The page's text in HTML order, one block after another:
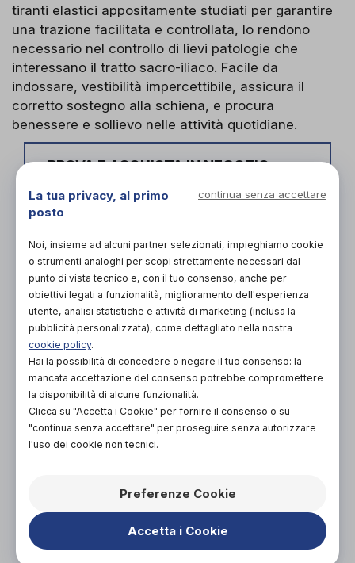
tiranti elastici appositamente studiati per garantire
una trazione facilitata e controllata, lo rendono
necessario nel controllo di lievi patologie che
interessano il tratto sacro-iliaco. Facile da
indossare, vestibilità impercettibile, assicura il
corretto sostegno alla schiena, e procura
benessere e sollievo nelle attività quotidiane.
PROVA E ACQUISTA IN NEGOZIO
PROVA E NOLEGGIA IN NEGOZIO
ACQUISTA ONLINE
NON DISPONIBILE
Organizza prova in negozio
L'acquisto in negozio è raccomandato per
garantire il corretto supporto da parte di un
tecnico ortopedico specializzato.
La tua privacy, al primo
posto
continua senza accettare
Noi, insieme ad alcuni partner selezionati, impieghiamo cookie
o strumenti analoghi per scopi strettamente necessari dal
punto di vista tecnico e, con il tuo consenso, anche per
obiettivi legati a funzionalità, miglioramento dell'esperienza
utente, analisi statistiche e attività di marketing (inclusa la
pubblicità personalizzata), come dettagliato nella nostra
cookie policy.
Hai la possibilità di concedere o negare il tuo consenso: la
mancata accettazione del consenso potrebbe compromettere
la disponibilità di alcune funzionalità.
Clicca su "Accetta i Cookie" per fornire il consenso o su
"continua senza accettare" per proseguire senza autorizzare
l'uso dei cookie non tecnici.
Preferenze Cookie
Accetta i Cookie